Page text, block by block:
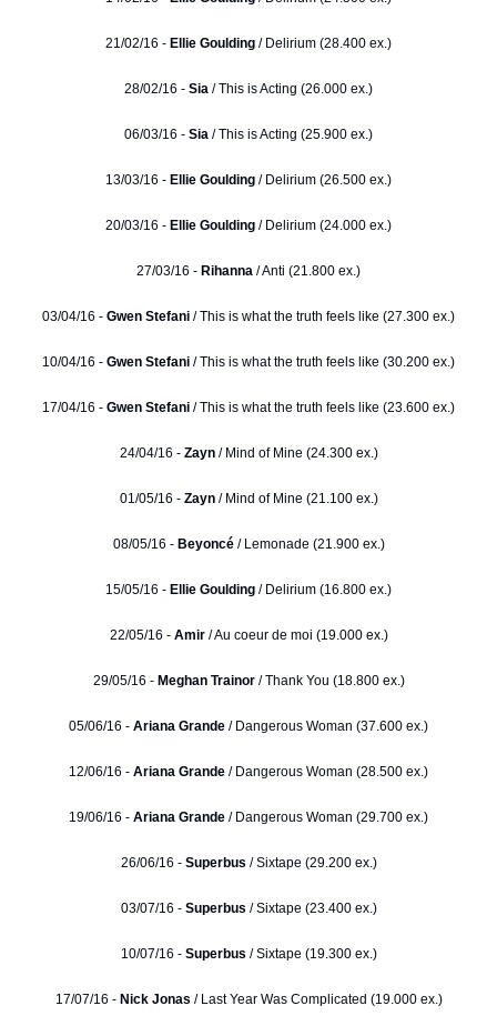
21/02/16 - Ellie Goulding / Delirium (28.400 ex.)
28/02/16 - Sia / This is Acting (26.000 ex.)
06/03/16 - Sia / This is Acting (25.900 ex.)
13/03/16 - Ellie Goulding / Delirium (26.500 ex.)
20/03/16 - Ellie Goulding / Delirium (24.000 ex.)
27/03/16 - Rihanna / Anti (21.800 ex.)
03/04/16 - Gwen Stefani / This is what the truth feels like (27.300 ex.)
10/04/16 - Gwen Stefani / This is what the truth feels like (30.200 ex.)
17/04/16 - Gwen Stefani / This is what the truth feels like (23.600 ex.)
24/04/16 - Zayn / Mind of Mine (24.300 ex.)
01/05/16 - Zayn / Mind of Mine (21.100 ex.)
08/05/16 - Beyoncé / Lemonade (21.900 ex.)
15/05/16 - Ellie Goulding / Delirium (16.800 ex.)
22/05/16 - Amir / Au coeur de moi (19.000 ex.)
29/05/16 - Meghan Trainor/ Thank You (18.800 ex.)
05/06/16 - Ariana Grande / Dangerous Woman (37.600 ex.)
12/06/16 - Ariana Grande / Dangerous Woman (28.500 ex.)
19/06/16 - Ariana Grande / Dangerous Woman (29.700 ex.)
26/06/16 - Superbus / Sixtape (29.200 ex.)
03/07/16 - Superbus / Sixtape (23.400 ex.)
10/07/16 - Superbus / Sixtape (19.300 ex.)
17/07/16 - Nick Jonas / Last Year Was Complicated (19.000 ex.)